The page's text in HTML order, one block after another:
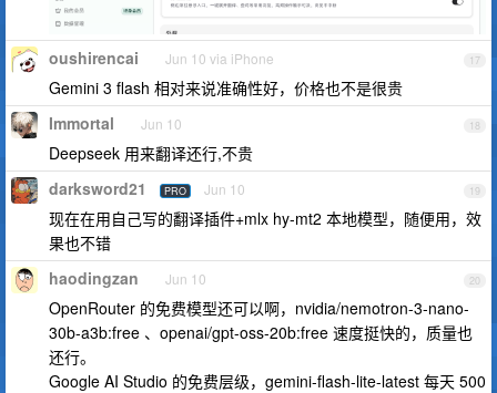
17
oushirencai Jun 10 via iPhone
Gemini 3 flash 相对来说准确性好，价格也不是很贵
18
Immortal Jun 10
Deepseek 用来翻译还行,不贵
19
darksword21 PRO Jun 10
现在在用自己写的翻译插件+mlx hy-mt2 本地模型，随便用，效
果也不错
20
haodingzan Jun 10
OpenRouter 的免费模型还可以啊，nvidia/nemotron-3-nano-
30b-a3b:free 、openai/gpt-oss-20b:free 速度挺快的，质量也
还行。
Google AI Studio 的免费层级，gemini-flash-lite-latest 每天 500